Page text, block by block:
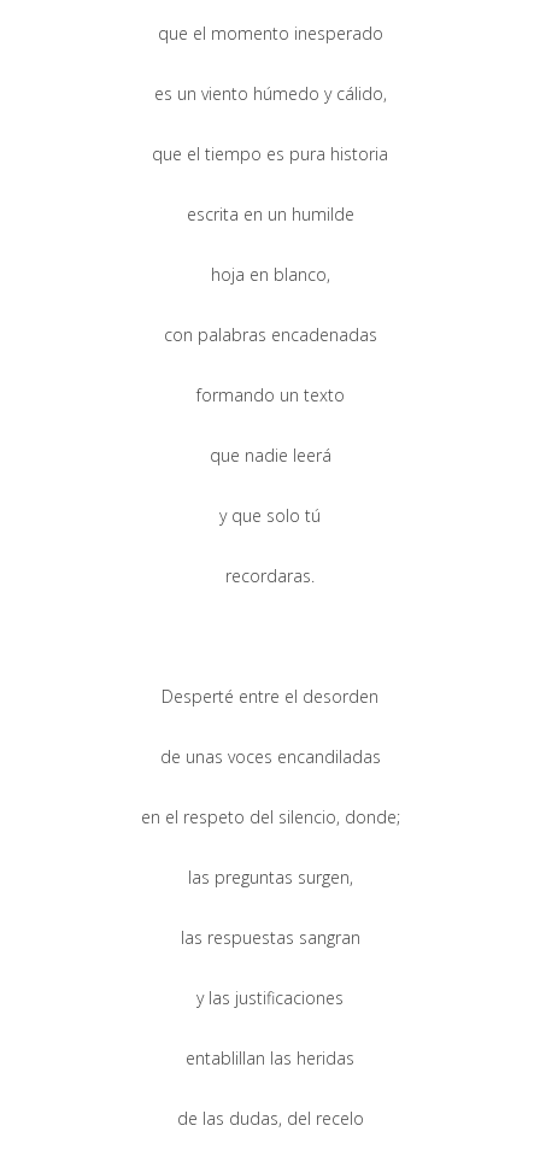
que el momento inesperado
es un viento húmedo y cálido,
que el tiempo es pura historia
escrita en un humilde
hoja en blanco,
con palabras encadenadas
formando un texto
que nadie leerá
y que solo tú
recordaras.
Desperté entre el desorden
de unas voces encandiladas
en el respeto del silencio, donde;
las preguntas surgen,
las respuestas sangran
y las justificaciones
entablillan las heridas
de las dudas, del recelo